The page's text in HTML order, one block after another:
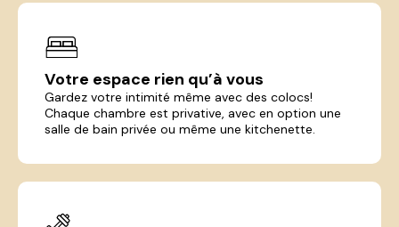
Votre espace rien qu’à vous
Gardez votre intimité même avec des colocs!
Chaque chambre est privative, avec en option une
salle de bain privée ou même une kitchenette.